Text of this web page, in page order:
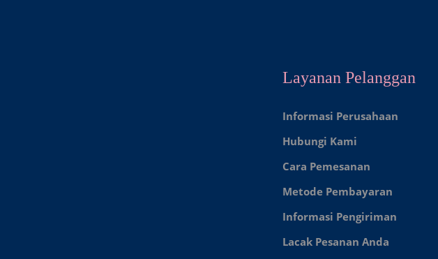
Layanan Pelanggan
Informasi Perusahaan
Hubungi Kami
Cara Pemesanan
Metode Pembayaran
Informasi Pengiriman
Lacak Pesanan Anda